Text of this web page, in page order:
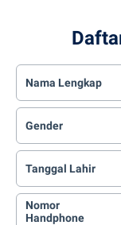
Nama Lengkap
Gender
Tanggal Lahir
Nomor
Handphone